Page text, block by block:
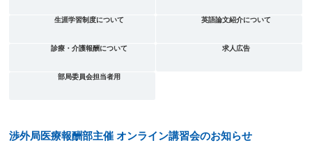
生涯学習制度について 英語論文紹介について
診療・介護報酬について 求人広告
部局委員会担当者用
渉外局医療報酬部主催 オンライン講習会のお知らせ